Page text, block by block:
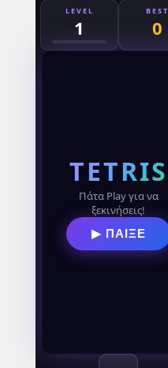
LEVEL
1
BEST
0
TETRIS
Πάτα Play για να
ξεκινήσεις!
▶ ΠΑΙΞΕ